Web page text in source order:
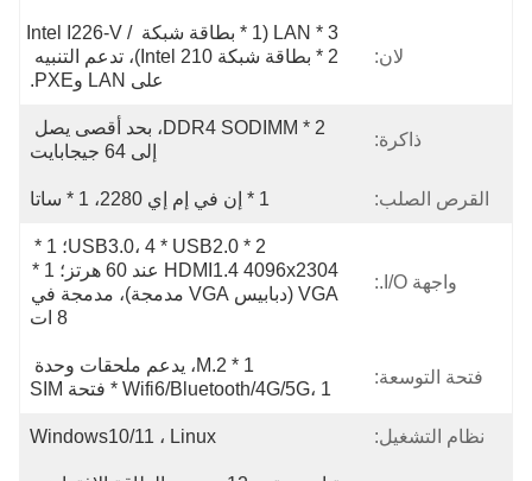
لان:
3 * LAN (1 * بطاقة شبكة Intel I226-V /
2 * بطاقة شبكة Intel 210)، تدعم التنبيه
على LAN وPXE.
ذاكرة:
إلى 64 جيجابايت
القرص الصلب: 1 * إن في إم إي 2280، 1 * ساتا
واجهة I/O.:
2 * USB3.0، 4 * USB2.0؛ 1 *
HDMI1.4 4096x2304 عند 60 هرتز؛ 1 *
8 ات
فتحة التوسعة:
1 * M.2، يدعم ملحقات وحدة
Wifi6/Bluetooth/4G/5G، 1 * فتحة SIM
نظام التشغيل: Windows10/11 ، Linux